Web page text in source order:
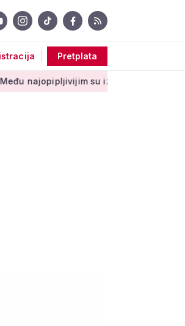
Pretplata
su izrazima Europe'